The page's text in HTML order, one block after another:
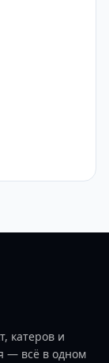
катеров и
— всё в одном